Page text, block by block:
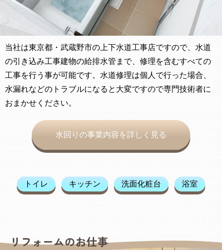
当社は東京都・武蔵野市の上下水道工事店ですので、水道
の引き込み工事建物の給排水管まで、修理を含むすべての
工事を行う事が可能です。水道修理は個人で行った場合、
水漏れなどのトラブルになると大変ですので専門技術者に
おまかせください。
水回りの事業内容を詳しく見る
トイレ キッチン 洗面化粧台 浴室
リフォームのお仕事